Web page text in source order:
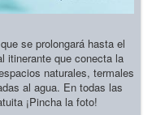
se prolongará hasta el
itinerante que conecta la
naturales, termales
al agua. En todas las
¡Pincha la foto!